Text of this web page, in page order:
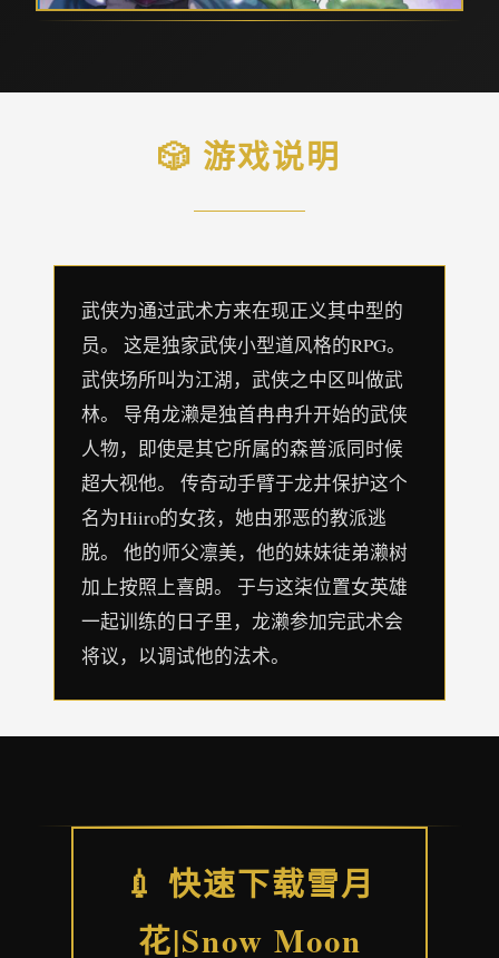
🎲 游戏说明
武侠为通过武术方来在现正义其中型的
员。 这是独家武侠小型道风格的RPG。
武侠场所叫为江湖，武侠之中区叫做武
林。 导角龙濑是独首冉冉升开始的武侠
人物，即使是其它所属的森普派同时候
超大视他。 传奇动手臂于龙井保护这个
名为Hiiro的女孩，她由邪恶的教派逃
脱。 他的师父凛美，他的妹妹徒弟濑树
加上按照上喜朗。 于与这柒位置女英雄
一起训练的日子里，龙濑参加完武术会
将议，以调试他的法术。
💉 快速下载雪月
花|Snow Moon